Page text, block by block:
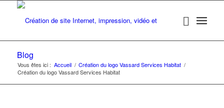
Blog
Vous êtes ici : Accueil / Création du logo Vassard Services Habitat /
Création du logo Vassard Services Habitat